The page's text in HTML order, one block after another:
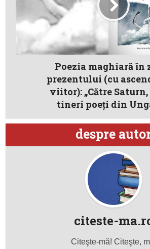
Poezia maghiară în
prezentului (cu
viitor): „Către
tineri poeți din
despre
citeste-
Citeşte-mă! Citeşte,